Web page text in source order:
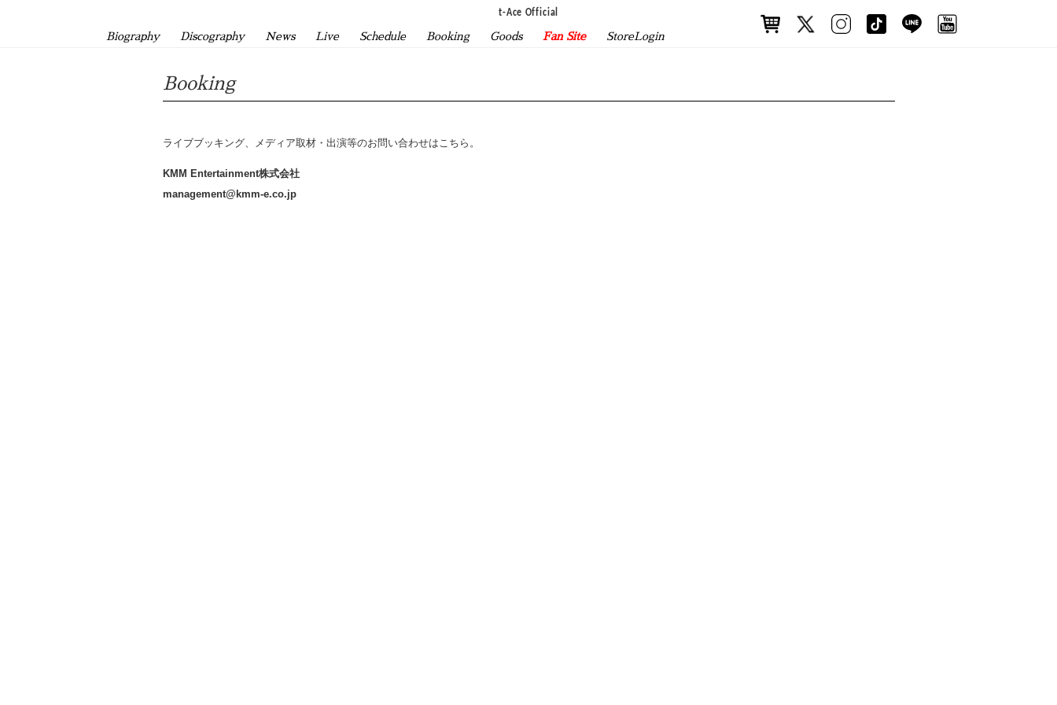
t-Ace Official
Biography Discography News Live Schedule Booking Goods Fan Site StoreLogin
Booking
ライブブッキング、メディア取材・出演等のお問い合わせはこちら。
KMM Entertainment株式会社
management@kmm-e.co.jp